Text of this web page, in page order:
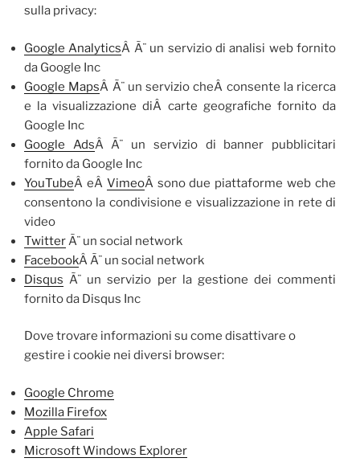
sulla privacy:
Google AnalyticsÂ Ã¨ un servizio di analisi web fornito
da Google Inc
Google MapsÂ Ã¨ un servizio cheÂ consente la ricerca
e la visualizzazione diÂ carte geografiche fornito da
Google Inc
Google AdsÂ Ã¨ un servizio di banner pubblicitari
fornito da Google Inc
YouTubeÂ eÂ VimeoÂ sono due piattaforme web che
consentono la condivisione e visualizzazione in rete di
video
Twitter Ã¨ un social network
FacebookÂ Ã¨ un social network
Disqus Ã¨ un servizio per la gestione dei commenti
fornito da Disqus Inc
Dove trovare informazioni su come disattivare o
gestire i cookie nei diversi browser:
Google Chrome
Mozilla Firefox
Apple Safari
Microsoft Windows Explorer